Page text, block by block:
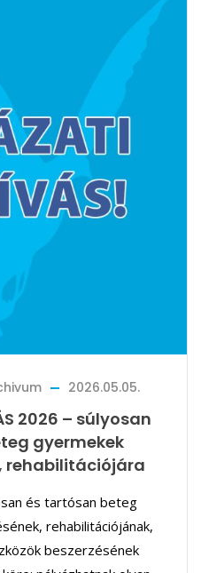
2026.05.05.
2026 – súlyosan
gyermekek
rehabilitációjára
és tartósan beteg
rehabilitációjának,
beszerzésének